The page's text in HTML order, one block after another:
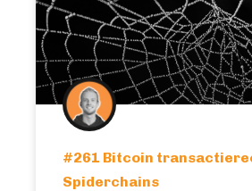
#261 Bitcoin
Spiderchains